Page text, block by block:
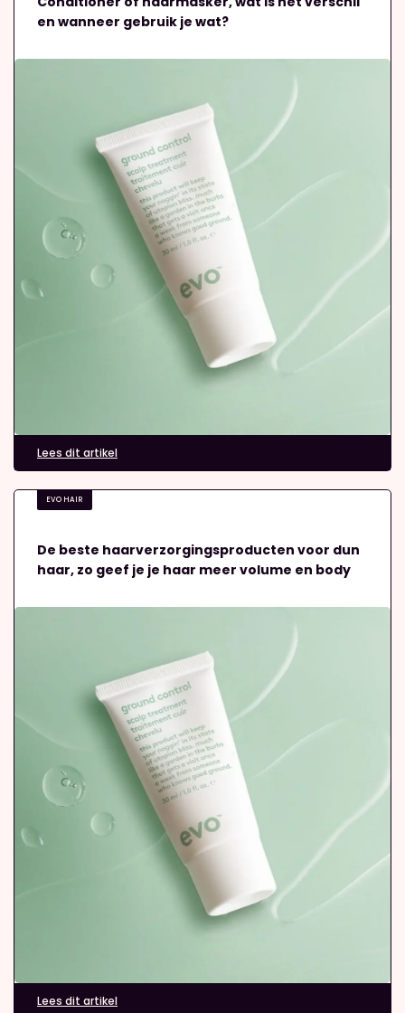
en wanneer gebruik je wat?
Lees dit artikel
EVO HAIR
De beste haarverzorgingsproducten voor dun
haar, zo geef je je haar meer volume en body
Lees dit artikel